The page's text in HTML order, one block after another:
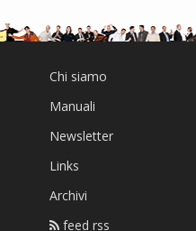
Chi siamo
Manuali
Newsletter
Links
Archivi
feed rss